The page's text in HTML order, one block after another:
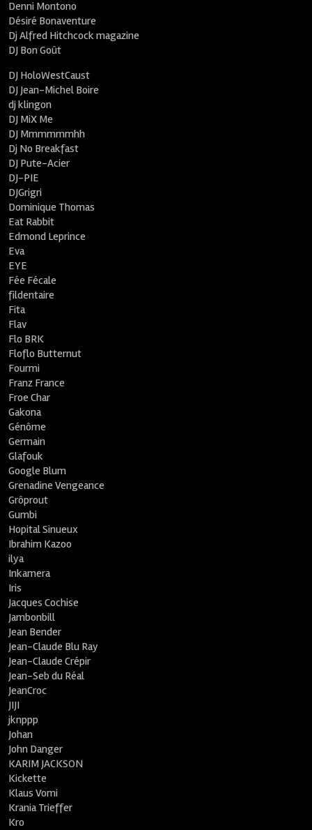
Denni Montono
Désiré Bonaventure
Dj Alfred Hitchcock magazine
DJ Bon Goût
DJ HoloWestCaust
DJ Jean-Michel Boire
dj klingon
DJ MiX Me
DJ Mmmmmmhh
Dj No Breakfast
DJ Pute-Acier
DJ-PIE
DJGrigri
Dominique Thomas
Eat Rabbit
Edmond Leprince
Eva
EYE
Fée Fécale
fildentaire
Fita
Flav
Flo BRK
Floflo Butternut
Fourmi
Franz France
Froe Char
Gakona
Génôme
Germain
Glafouk
Google Blum
Grenadine Vengeance
Grôprout
Gumbi
Hopital Sinueux
Ibrahim Kazoo
ilya
Inkamera
Iris
Jacques Cochise
Jambonbill
Jean Bender
Jean-Claude Blu Ray
Jean-Claude Crépir
Jean-Seb du Réal
JeanCroc
JIJI
jknppp
Johan
John Danger
KARIM JACKSON
Kickette
Klaus Vomi
Krania Trieffer
Kro